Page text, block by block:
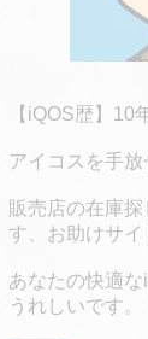
【iQOS歴】10
アイコスを手放
販売店の在庫
す、お助けサイ
あなたの快適な
うれしいです。